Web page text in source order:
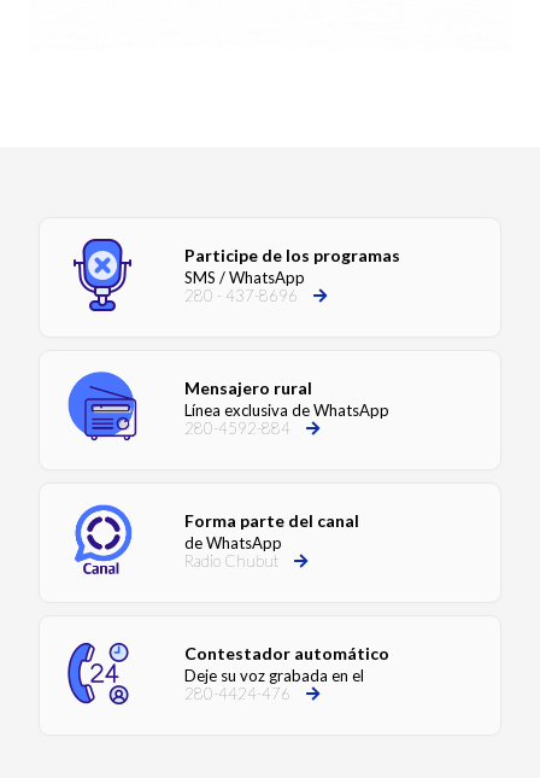
Participe de los programas
SMS / WhatsApp
280 - 437-8696
Mensajero rural
Línea exclusiva de WhatsApp
280-4592-884
Forma parte del canal
de WhatsApp
Radio Chubut
Contestador automático
Deje su voz grabada en el
280-4424-476